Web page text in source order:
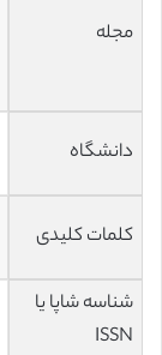
مجله
دانشگاه
کلمات کلیدی
شناسه شاپا یا
ISSN